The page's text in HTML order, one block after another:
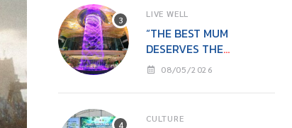
LIVE WELL
“THE BEST MUM
DESERVES THE
BEST”ไอคอนสยามชวนลูก
ในวันแม่
08/05/2026
CULTURE